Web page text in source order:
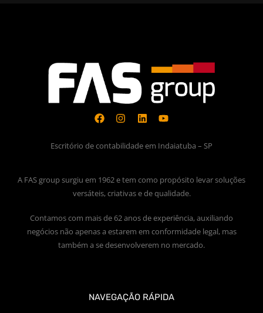
Escritório de contabilidade em Indaiatuba – SP
A FAS group surgiu em 1962 e tem como propósito levar soluções
versáteis, criativas e de qualidade.
Contamos com mais de 62 anos de experiência, auxiliando
negócios não apenas a estarem em conformidade legal, mas
também a se desenvolverem no mercado.
NAVEGAÇÃO RÁPIDA